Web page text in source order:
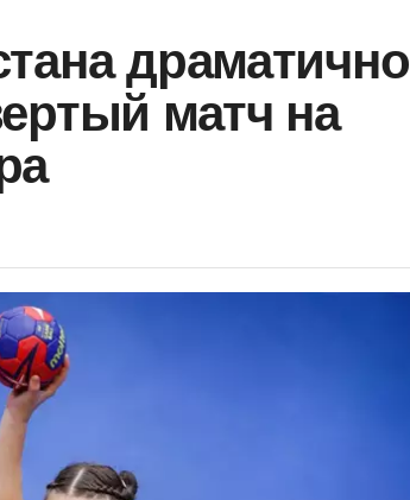
драматично
матч на